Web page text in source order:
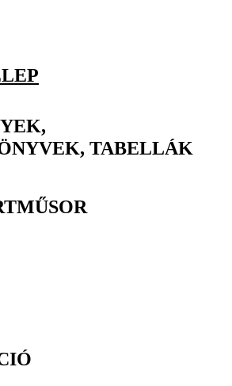
TABELLÁK